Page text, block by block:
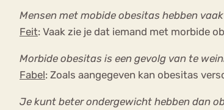
Mensen met mobide obesitas hebben
Feit: Vaak zie je dat iemand met morbide
Morbide obesitas is een gevolg van te
Fabel: Zoals aangegeven kan obesitas
Je kunt beter ondergewicht hebben dan